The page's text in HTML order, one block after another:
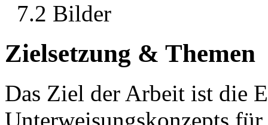
7.2 Bilder
Zielsetzung & Themen
Das Ziel der Arbeit ist die
Unterweisungskonzepts